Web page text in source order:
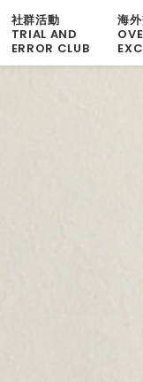
社群活動
TRIAL AND
ERROR CLUB
海